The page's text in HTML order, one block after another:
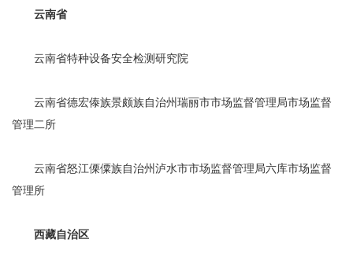
云南省
云南省特种设备安全检测研究院
云南省德宏傣族景颇族自治州瑞丽市市场监督管理局市场监督
管理二所
云南省怒江傈僳族自治州泸水市市场监督管理局六库市场监督
管理所
西藏自治区